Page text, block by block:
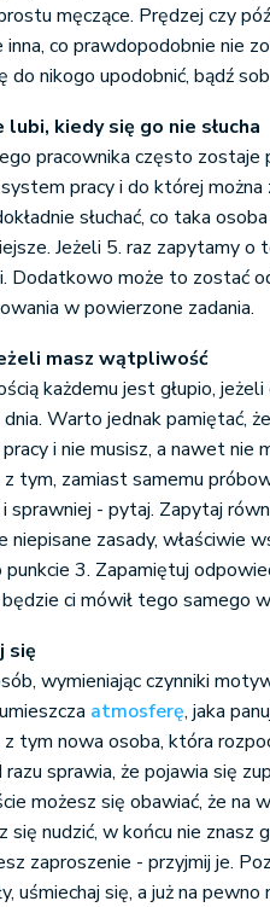
męczące. Prędzej czy
inna, co prawdopodobnie nie
do nikogo upodobnić, bądź
lubi, kiedy się go nie słucha
pracownika często zostaje
system pracy i do której
słuchać, co taka
Jeżeli 5. raz zapytamy
Dodatkowo może to zostać
w powierzone zadania.
masz wątpliwość
każdemu jest głupio,
Warto jednak pamiętać,
i nie musisz, a nawet
tym, zamiast samemu
sprawniej - pytaj. Zapytaj
niepisane zasady, właściwie
punkcie 3. Zapamiętuj
ci mówił tego samego
się
wymieniając czynniki
atmosferę, jaka
z tym nowa osoba, która
razu sprawia, że pojawia się
możesz się obawiać, że na
się nudzić, w końcu nie znasz
zaproszenie - przyjmij je.
uśmiechaj się, a już na